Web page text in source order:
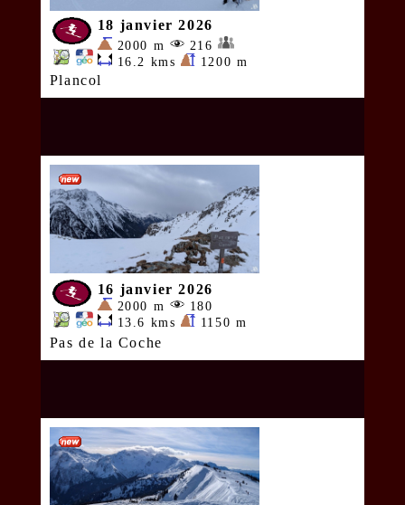
18 janvier 2026
2000 m
216
16.2 kms
1200 m
Plancol
16 janvier 2026
2000 m
180
13.6 kms
1150 m
Pas de la Coche